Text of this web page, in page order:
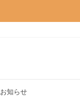
知らせ